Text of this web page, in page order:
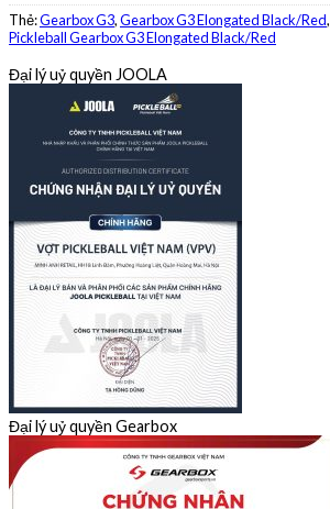
Thẻ:Gearbox G3,Gearbox G3 Elongated Black/Red,
Pickleball Gearbox G3 Elongated Black/Red
Đại lý uỷ quyền JOOLA
Đại lý uỷ quyền Gearbox